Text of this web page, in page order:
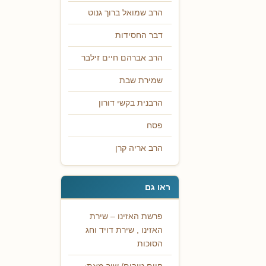
הרב שמואל ברוך גנוט
דבר החסידות
הרב אברהם חיים זילבר
שמירת שבת
הרבנית בקשי דורון
פסח
הרב אריה קרן
ראו גם
פרשת האזינו – שירת
האזינו , שירת דויד וחג
הסוכות